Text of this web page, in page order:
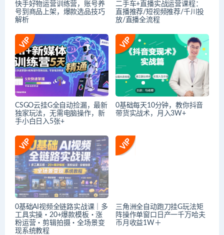
快手好物运营训练营，账号养
号到商品上架，爆款选品技巧
解析
二手车+直播实战运营课程：
直播推荐/短视频推荐/千川投
放/直播全流程
CSGO云挂G全自动捡漏，最新
独家玩法，无需电脑操作，新
手小白日入5张+
0基础每天10分钟，教你抖音
带货实战术，月入3W+
0基础AI视频全链路实战课｜多
工具实操・20+爆款模板・涨
粉运营・剪辑拍摄・全场景变
现系统教程
三角洲全自动跑刀挂G玩法矩
阵操作单窗口日产一千万哈夫
币月收益1W＋